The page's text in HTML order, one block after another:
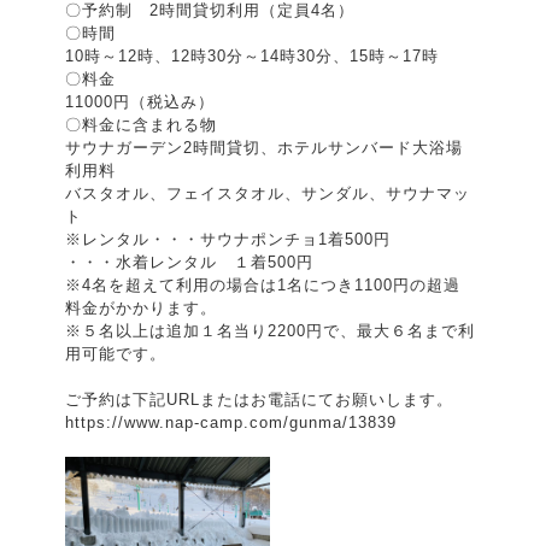
〇予約制 2時間貸切利用（定員4名）
〇時間
10時～12時、12時30分～14時30分、15時～17時
〇料金
11000円（税込み）
〇料金に含まれる物
サウナガーデン2時間貸切、ホテルサンバード大浴場
利用料
バスタオル、フェイスタオル、サンダル、サウナマッ
ト
※レンタル・・・サウナポンチョ1着500円
・・・水着レンタル １着500円
※4名を超えて利用の場合は1名につき1100円の超過
料金がかかります。
※５名以上は追加１名当り2200円で、最大６名まで利
用可能です。
ご予約は下記URLまたはお電話にてお願いします。
https://www.nap-camp.com/gunma/13839